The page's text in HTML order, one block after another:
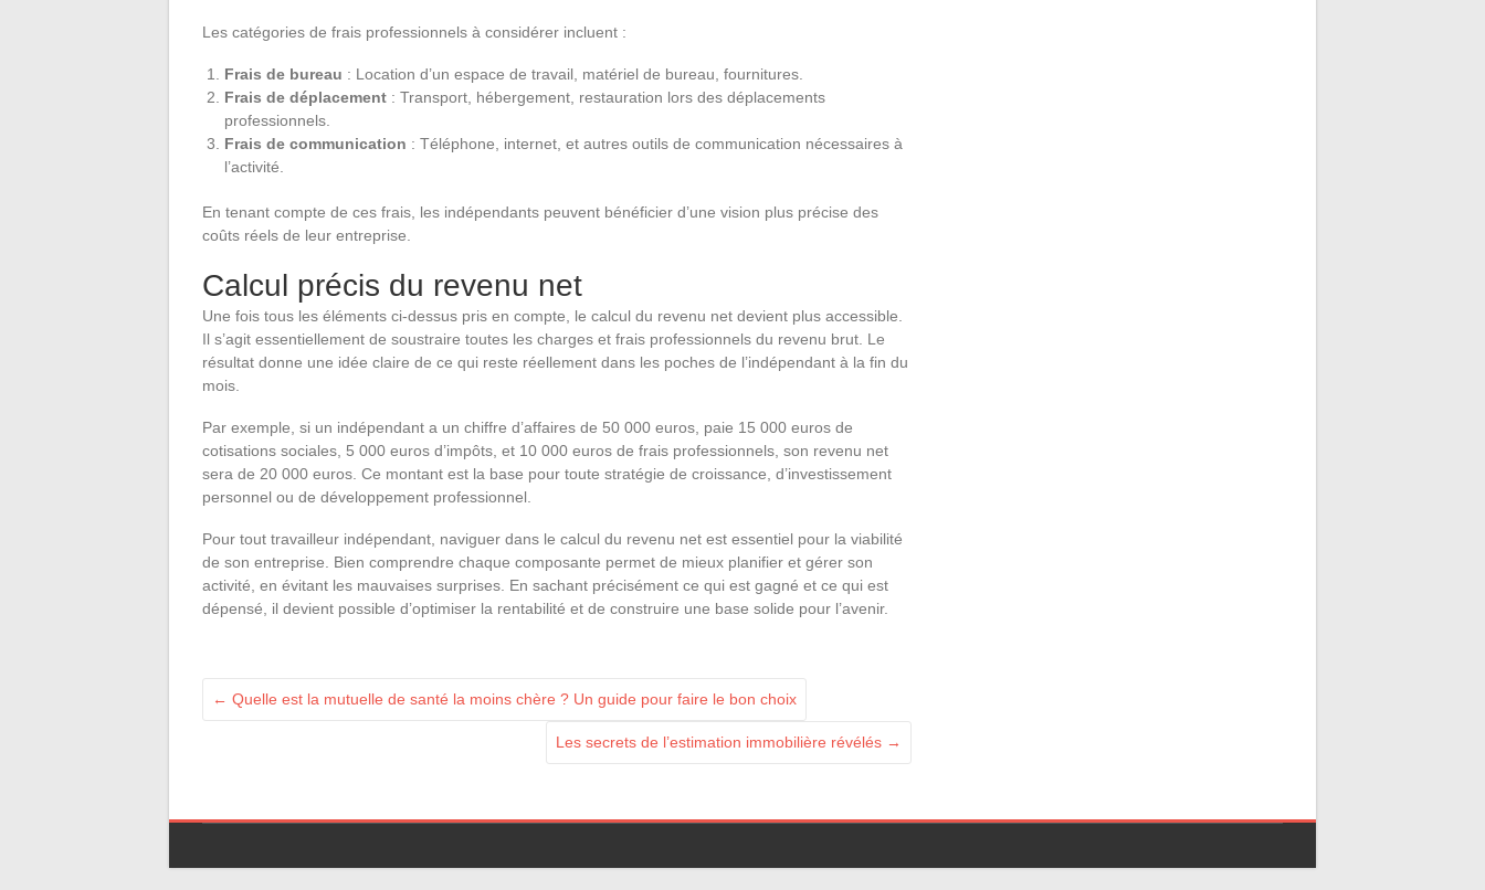
Les catégories de frais professionnels à considérer incluent :
Frais de bureau : Location d’un espace de travail, matériel de bureau, fournitures.
Frais de déplacement : Transport, hébergement, restauration lors des déplacements
professionnels.
Frais de communication : Téléphone, internet, et autres outils de communication nécessaires à
l’activité.
En tenant compte de ces frais, les indépendants peuvent bénéficier d’une vision plus précise des
coûts réels de leur entreprise.
Calcul précis du revenu net
Une fois tous les éléments ci-dessus pris en compte, le calcul du revenu net devient plus accessible.
Il s’agit essentiellement de soustraire toutes les charges et frais professionnels du revenu brut. Le
résultat donne une idée claire de ce qui reste réellement dans les poches de l’indépendant à la fin du
mois.
Par exemple, si un indépendant a un chiffre d’affaires de 50 000 euros, paie 15 000 euros de
cotisations sociales, 5 000 euros d’impôts, et 10 000 euros de frais professionnels, son revenu net
sera de 20 000 euros. Ce montant est la base pour toute stratégie de croissance, d’investissement
personnel ou de développement professionnel.
Pour tout travailleur indépendant, naviguer dans le calcul du revenu net est essentiel pour la viabilité
de son entreprise. Bien comprendre chaque composante permet de mieux planifier et gérer son
activité, en évitant les mauvaises surprises. En sachant précisément ce qui est gagné et ce qui est
dépensé, il devient possible d’optimiser la rentabilité et de construire une base solide pour l’avenir.
← Quelle est la mutuelle de santé la moins chère ? Un guide pour faire le bon choix
Les secrets de l’estimation immobilière révélés →